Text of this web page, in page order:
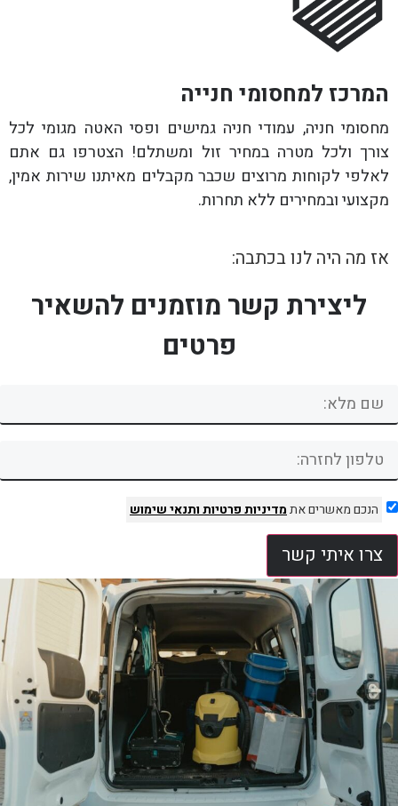
המרכז למחסומי חנייה
מחסומי חניה, עמודי חניה גמישים ופסי האטה מגומי לכל
צורך ולכל מטרה במחיר זול ומשתלם! הצטרפו גם אתם
לאלפי לקוחות מרוצים שכבר מקבלים מאיתנו שירות אמין,
מקצועי ובמחירים ללא תחרות.
אז מה היה לנו בכתבה:
ליצירת קשר מוזמנים להשאיר
פרטים
הנכם מאשרים אתמדיניות פרטיותותנאי שימוש
צרו איתי קשר